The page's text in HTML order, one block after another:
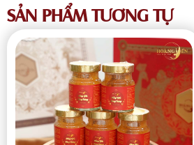
SẢN PHẨM TƯƠNG TỰ